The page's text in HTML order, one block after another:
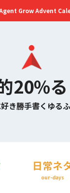
20%
き勝手書くゆる
Grow Advent
日常ネ
our-days